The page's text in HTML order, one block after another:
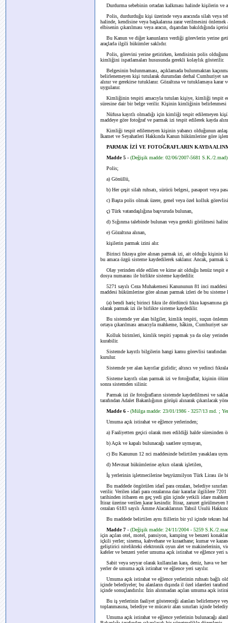
Durdurma sebebinin ortadan kalkması halinde kişilerin ve
Polis, durdurduğu kişi üzerinde veya aracında silah veya
halinde, kendisine veya başkalarına zarar verilmesini
elbisenin çıkarılması veya aracın, dışarıdan bakıldığında
Bu Kanun ve diğer kanunların verdiği görevlerin yerine
araçlarla ilgili hükümler saklıdır.
Polis, görevini yerine getirirken, kendisinin polis
kimliğini ispatlamaları hususunda gerekli kolaylık gösterilir.
Belgesinin bulunmaması, açıklamada bulunmaktan
belirlenemeyen kişi tutularak durumdan derhal Cumhuriyet
alınır ve gerekirse tutuklanır. Gözaltına ve tutuklamaya
uygulanır.
Kimliğinin tespiti amacıyla tutulan kişiye, kimliği tespit
süresine dair bir belge verilir. Kişinin kimliğinin belirlenmesi
Nüfusa kayıtlı olmadığı için kimliği tespit edilemeyen
maddeye göre fotoğraf ve parmak izi tespit edilerek kayda
Kimliği tespit edilemeyen kişinin yabancı olduğunun
İkamet ve Seyahatleri Hakkında Kanun hükümlerine göre
PARMAK İZİ VE FOTOĞRAFLARIN KAYDA
Madde 5 - (Değişik madde: 02/06/2007-5681 S.K./2.mad)
Polis;
a) Gönüllü,
b) Her çeşit silah ruhsatı, sürücü belgesi, pasaport veya
c) Başta polis olmak üzere, genel veya özel kolluk
ç) Türk vatandaşlığına başvuruda bulunan,
d) Sığınma talebinde bulunan veya gerekli görülmesi
e) Gözaltına alınan,
kişilerin parmak izini alır.
Birinci fıkraya göre alınan parmak izi, ait olduğu kişinin
bu amaca özgü sisteme kaydedilerek saklanır. Ancak, parmak
Olay yerinden elde edilen ve kime ait olduğu henüz tespit
dosya numarası ile birlikte sisteme kaydedilir.
5271 sayılı Ceza Muhakemesi Kanununun 81 inci
maddesi hükümlerine göre alınan parmak izleri de bu sisteme
(a) bendi hariç birinci fıkra ile dördüncü fıkra kapsamına
olarak parmak izi ile birlikte sisteme kaydedilir.
Bu sistemde yer alan bilgiler, kimlik tespiti, suçun
ortaya çıkarılması amacıyla mahkeme, hâkim, Cumhuriyet
Kolluk birimleri, kimlik tespiti yapmak ya da olay yerinden
kurabilir.
Sistemde kayıtlı bilgilerin hangi kamu görevlisi tarafından
kurulur.
Sistemde yer alan kayıtlar gizlidir; altıncı ve yedinci
Sisteme kayıtlı olan parmak izi ve fotoğraflar, kişinin
sonra sistemden silinir.
Parmak izi ile fotoğrafların sistemde kaydedilmesi ve
tarafından Adalet Bakanlığının görüşü alınarak çıkarılacak
Madde 6 - (Mülga madde: 23/01/1986 - 3257/13 md. ;
Umuma açık istirahat ve eğlence yerlerinden;
a) Faaliyetten geçici olarak men edildiği halde süresinden
b) Açık ve kapalı bulunacağı saatlere uymayan,
c) Bu Kanunun 12 nci maddesinde belirtilen yasaklara
d) Mevzuat hükümlerine aykırı olarak işletilen,
İş yerlerinin işletmecilerine beşyüzmilyon Türk Lirası ile
Bu maddede öngörülen idarî para cezaları, belediye
verilir. Verilen idarî para cezalarına dair kararlar ilgililere
tarihinden itibaren en geç yedi gün içinde yetkili idare
İtiraz üzerine verilen karar kesindir. İtiraz, zaruret görülmeyen
cezaları 6183 sayılı Âmme Alacaklarının Tahsil Usulü
Bu maddede belirtilen aynı fiillerin bir yıl içinde tekrarı
Madde 7 - (Değişik madde: 24/11/2004 - 5259 S.K./
için açılan otel, motel, pansiyon, kamping ve benzeri
içkili yerler; sinema, kahvehane ve kıraathane; kumar ve
geliştirici nitelikteki elektronik oyun alet ve makinelerinin,
kafeler ve benzeri yerler umuma açık istirahat ve eğlence yeri
Sabit veya seyyar olarak kullanılan kara, deniz, hava ve
yerler de umuma açık istirahat ve eğlence yeri sayılır.
Umuma açık istirahat ve eğlence yerlerinin ruhsatı bağlı
içinde belediyeler; bu alanların dışında il özel idareleri
içinde sonuçlandırılır. İzin alınmadan açılan umuma açık
Bu iş yerlerinin faaliyet göstereceği alanları belirlemeye
toplanmasına, belediye ve mücavir alan sınırları içinde
Umuma açık istirahat ve eğlence yerlerinin bulunacağı